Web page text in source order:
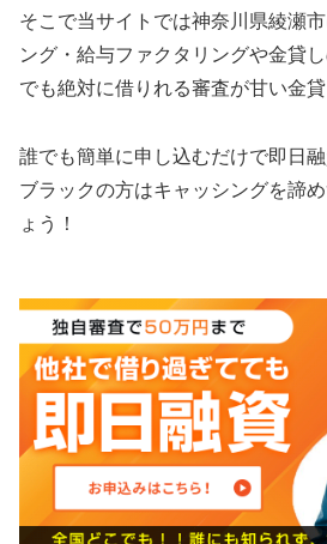
そこで当サイトでは神奈川県綾瀬
ング・給与ファクタリングや金貸
でも絶対に借りれる審査が甘い金
誰でも簡単に申し込むだけで即日
ブラックの方はキャッシングを諦
ょう！